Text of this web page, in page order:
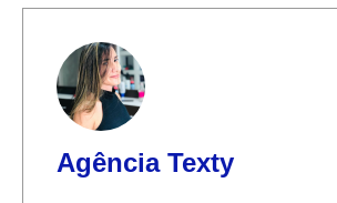
Agência Texty